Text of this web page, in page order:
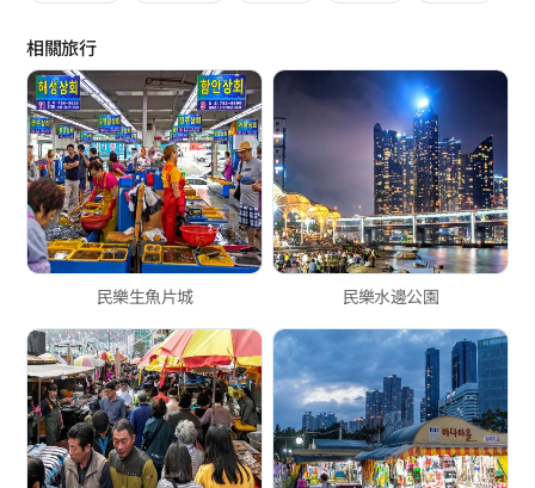
相關旅行
民樂生魚片城 民樂水邊公園